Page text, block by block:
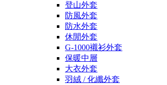
登山外套
防風外套
防水外套
休閒外套
G-1000襯衫外套
保暖中層
大衣外套
羽絨 / 化纖外套